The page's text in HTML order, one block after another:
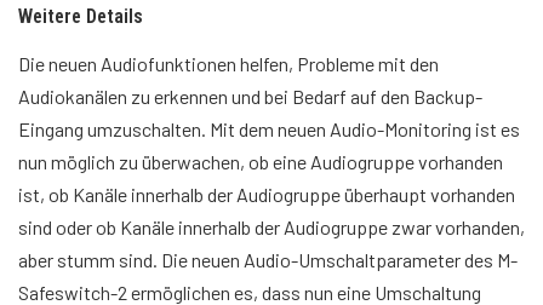
Weitere Details
Die neuen Audiofunktionen helfen, Probleme mit den
Audiokanälen zu erkennen und bei Bedarf auf den Backup-
Eingang umzuschalten. Mit dem neuen Audio-Monitoring ist es
nun möglich zu überwachen, ob eine Audiogruppe vorhanden
ist, ob Kanäle innerhalb der Audiogruppe überhaupt vorhanden
sind oder ob Kanäle innerhalb der Audiogruppe zwar vorhanden,
aber stumm sind. Die neuen Audio-Umschaltparameter des M-
Safeswitch-2 ermöglichen es, dass nun eine Umschaltung